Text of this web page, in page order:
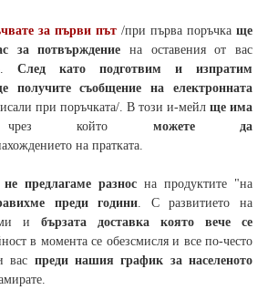
за първи път /при първа поръчка ще
за потвърждение на оставения от вас
След като подготвим и изпратим
получите съобщение на електронната
при поръчката/. В този и-мейл ще има
който можете да
на пратката
не предлагаме разнос на продуктите "на
преди години . С развитието на
и бързата доставка която вече се
в момента се обезсмисля и все по-често
вас преди нашия график за населеното